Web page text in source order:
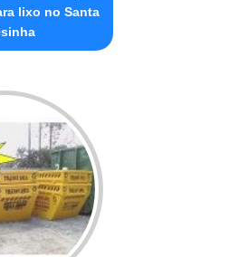
lixo no Santa